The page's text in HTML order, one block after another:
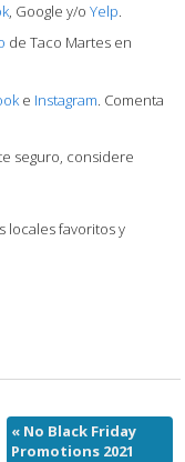
, Google y/o Yelp.
de Taco Martes en
e Instagram . Comenta
seguro, considere
locales favoritos y
«No Black Friday
Promotions 2021